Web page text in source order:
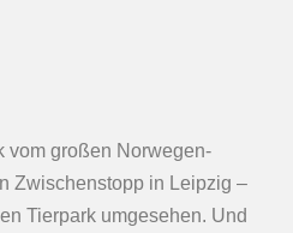
vom großen Norwegen-
Zwischenstopp in Leipzig –
Tierpark umgesehen. Und